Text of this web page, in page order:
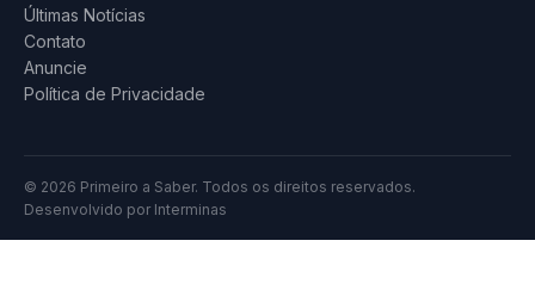
Últimas Notícias
Contato
Anuncie
Política de Privacidade
© 2026 Primeiro a Saber. Todos os direitos reservados.
Desenvolvido por Interminas